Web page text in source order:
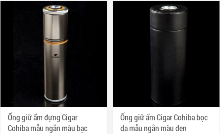
Ống giữ ẩm đựng Cigar
Cohiba mẫu ngắn màu bạc
Ống giữ ẩm Cigar Cohiba bọc
da mẫu ngắn màu đen